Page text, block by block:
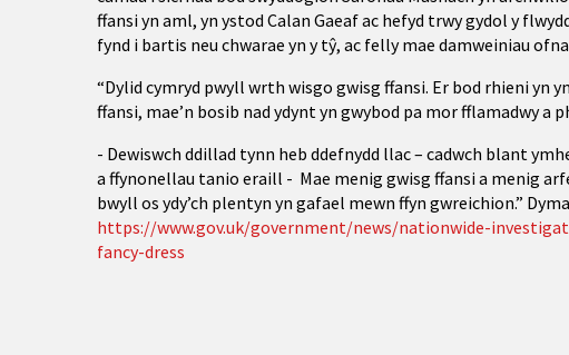
ffansi yn aml, yn ystod Calan Gaeaf ac hefyd trwy gydol y
fynd i bartis neu chwarae yn y tŷ, ac felly mae damweiniau
“Dylid cymryd pwyll wrth wisgo gwisg ffansi. Er bod rhieni yn
ffansi, mae’n bosib nad ydynt yn gwybod pa mor fflamadwy a
- Dewiswch ddillad tynn heb ddefnydd llac – cadwch blant
a ffynonellau tanio eraill - Mae menig gwisg ffansi a menig
bwyll os ydy’ch plentyn yn gafael mewn ffyn gwreichion.”
https://www.gov.uk/government/news/nationwide-
fancy-dress